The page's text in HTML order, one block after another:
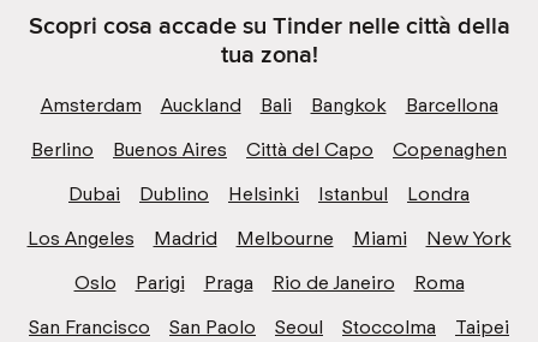
Scopri cosa accade su Tinder nelle città della
tua zona!
Amsterdam Auckland Bali Bangkok
Barcellona
Berlino
Buenos Aires Città del Capo
Copenaghen
Dubai
Dublino Helsinki Istanbul
Londra
Los Angeles
Madrid Melbourne Miami
New York
Oslo
Parigi Praga Rio de Janeiro
Roma
San Francisco
San Paolo Seoul Stoccolma
Taipei